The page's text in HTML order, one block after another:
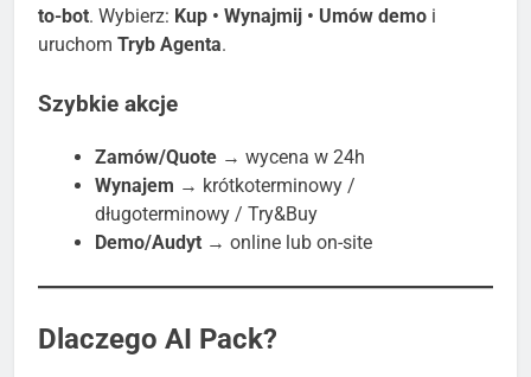
to-bot. Wybierz: Kup • Wynajmij • Umów demo i
uruchom Tryb Agenta.
Szybkie akcje
Zamów/Quote → wycena w 24h
Wynajem → krótkoterminowy /
długoterminowy / Try&Buy
Demo/Audyt → online lub on-site
Dlaczego AI Pack?